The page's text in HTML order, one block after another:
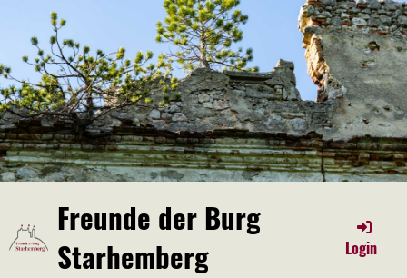
Freunde der Burg
Starhemberg
Login